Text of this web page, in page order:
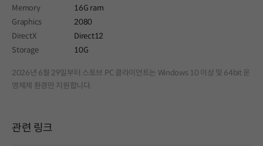
Memory
16G ram
Graphics
2080
DirectX
Direct12
Storage
10G
2026년 6월 29일부터 스토브 PC 클라이언트는 Windows 10 이상 및 64bit 운
영체제 환경만 지원합니다.
관련 링크